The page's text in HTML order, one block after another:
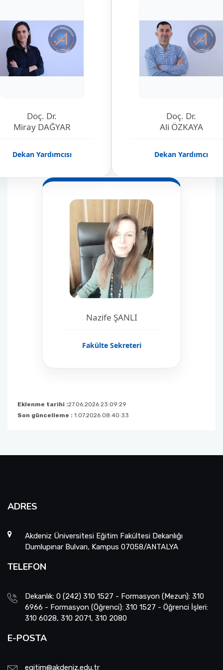
Doç. Dr.
Miray DAĞYAR
Dekan Yardımcısı
Doç. Dr.
Ali ÖZKAYA
Dekan Yardımcı
Nazife ŞANLI
Fakülte Sekreteri
Eklenme tarihi :27.06.2026 23:09:29
Son güncelleme : 1.07.2026 08:40:33
ADRES
Akdeniz Üniversitesi Eğitim Fakültesi Dekanlığı
Dumlupınar Bulvarı, Kampus 07058/ANTALYA
TELEFON
Dekanlık: 0 (242) 310 1527 - Formasyon (Mezun): 310
6966 - Formasyon (Öğrenci): 310 1527 - Öğrenci İşleri:
310 6028, 310 2071, 310 2080
E-POSTA
egitim@akdeniz.edu.tr